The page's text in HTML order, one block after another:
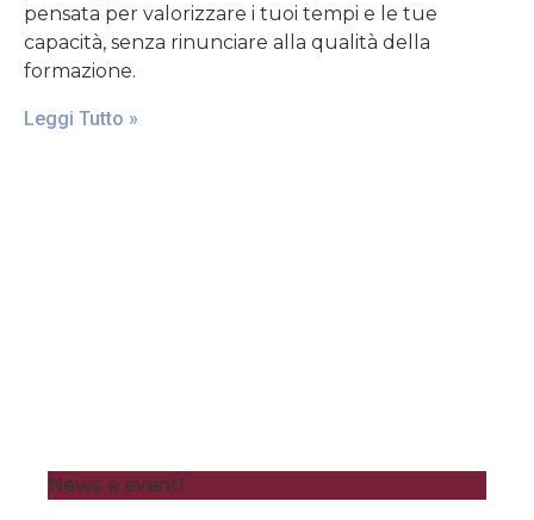
pensata per valorizzare i tuoi tempi e le tue
capacità, senza rinunciare alla qualità della
formazione.
Leggi Tutto »
News e eventi